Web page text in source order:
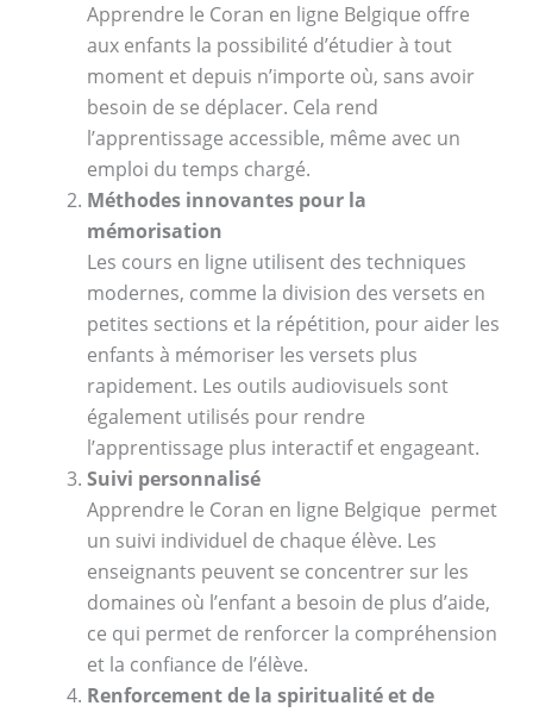
Apprendre le Coran en ligne Belgique offre
aux enfants la possibilité d’étudier à tout
moment et depuis n’importe où, sans avoir
besoin de se déplacer. Cela rend
l’apprentissage accessible, même avec un
emploi du temps chargé.
Méthodes innovantes pour la
mémorisation
Les cours en ligne utilisent des techniques
modernes, comme la division des versets en
petites sections et la répétition, pour aider les
enfants à mémoriser les versets plus
rapidement. Les outils audiovisuels sont
également utilisés pour rendre
l’apprentissage plus interactif et engageant.
Suivi personnalisé
Apprendre le Coran en ligne Belgique permet
un suivi individuel de chaque élève. Les
enseignants peuvent se concentrer sur les
domaines où l’enfant a besoin de plus d’aide,
ce qui permet de renforcer la compréhension
et la confiance de l’élève.
Renforcement de la spiritualité et de